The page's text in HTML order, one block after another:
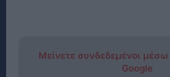
Μείνετε συνδεδεμένοι
Google